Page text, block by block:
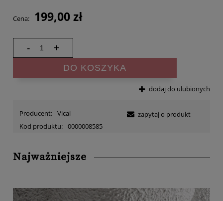
Cena: 199,00 zł
- +
DO KOSZYKA
dodaj do ulubionych
Producent: Vical
Kod produktu: 0000008585
zapytaj o produkt
Najważniejsze